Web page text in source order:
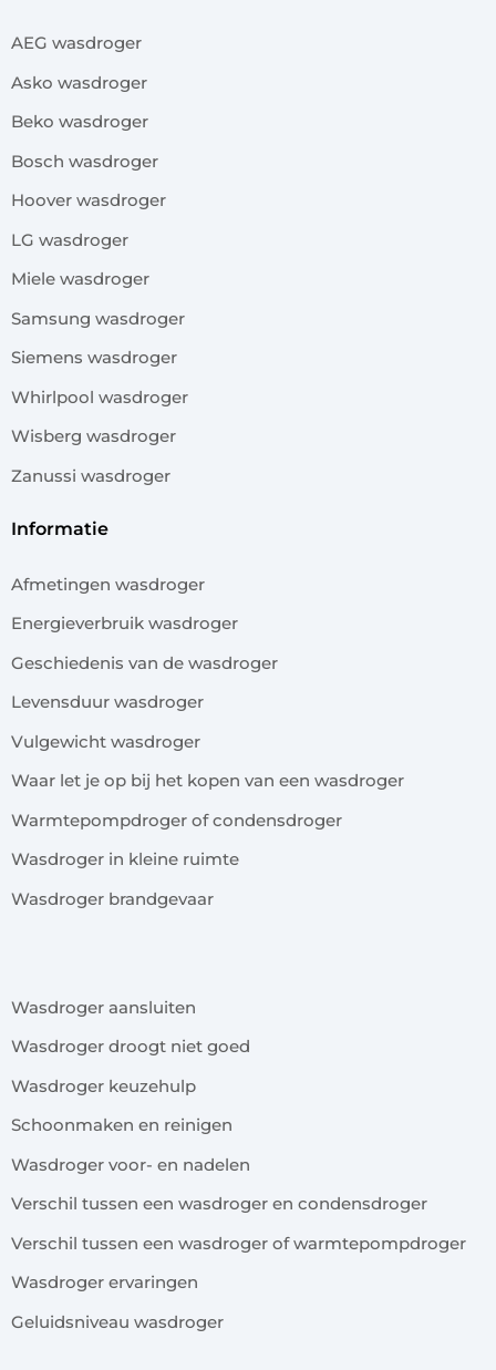
AEG wasdroger
Asko wasdroger
Beko wasdroger
Bosch wasdroger
Hoover wasdroger
LG wasdroger
Miele wasdroger
Samsung wasdroger
Siemens wasdroger
Whirlpool wasdroger
Wisberg wasdroger
Zanussi wasdroger
informatie
Afmetingen wasdroger
Energieverbruik wasdroger
Geschiedenis van de wasdroger
Levensduur wasdroger
Vulgewicht wasdroger
Waar let je op bij het kopen van een wasdroger
Warmtepompdroger of condensdroger
Wasdroger in kleine ruimte
Wasdroger brandgevaar
Wasdroger aansluiten
Wasdroger droogt niet goed
Wasdroger keuzehulp
Schoonmaken en reinigen
Wasdroger voor- en nadelen
Verschil tussen een wasdroger en condensdroger
Verschil tussen een wasdroger of warmtepompdroger
Wasdroger ervaringen
Geluidsniveau wasdroger